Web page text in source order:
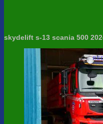
skydelift s-13 scania 500